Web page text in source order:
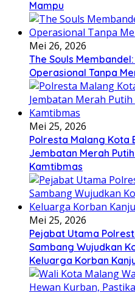
Mampu
Mei 26, 2026
The Souls
Operasional Tanpa
Mei 25, 2026
Polresta Malang Kota
Jembatan Merah
Kamtibmas
Mei 25, 2026
Pejabat Utama
Sambang Wujudkan
Keluarga Korban